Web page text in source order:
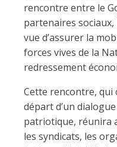
rencontre entre le
partenaires
vue d’assurer la
forces vives de la
redressement
Cette rencontre,
départ d’un
patriotique, réunira
les syndicats, les